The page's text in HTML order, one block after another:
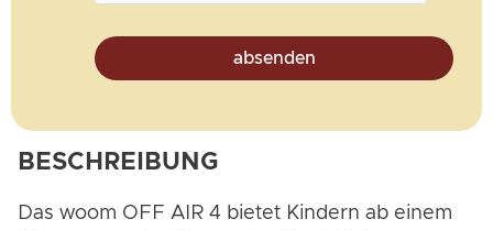
absenden
BESCHREIBUNG
Das woom OFF AIR 4 bietet Kindern ab einem